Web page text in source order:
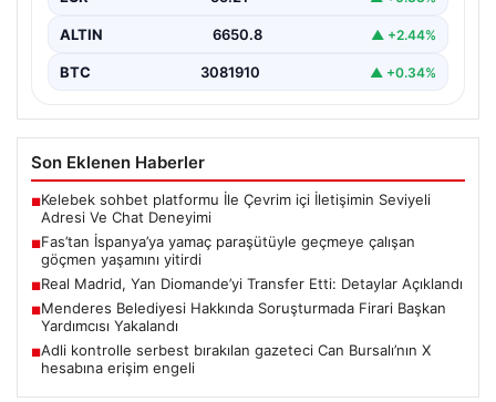
ALTIN 6650.8 ▲ +2.44%
BTC 3081910 ▲ +0.34%
Son Eklenen Haberler
■Kelebek sohbet platformu İle Çevrim içi İletişimin Seviyeli
Adresi Ve Chat Deneyimi
■Fas’tan İspanya’ya yamaç paraşütüyle geçmeye çalışan
göçmen yaşamını yitirdi
■Real Madrid, Yan Diomande’yi Transfer Etti: Detaylar Açıklandı
■Menderes Belediyesi Hakkında Soruşturmada Firari Başkan
Yardımcısı Yakalandı
■Adli kontrolle serbest bırakılan gazeteci Can Bursalı’nın X
hesabına erişim engeli